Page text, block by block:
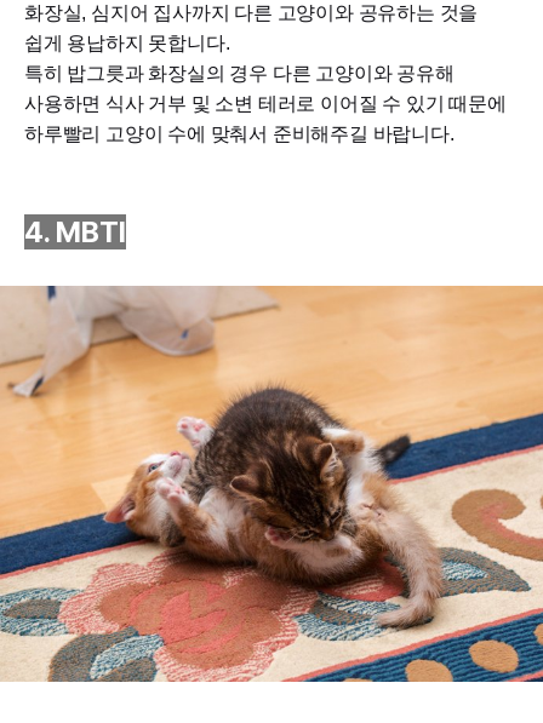
화장실, 심지어 집사까지 다른 고양이와 공유하는 것을
쉽게 용납하지 못합니다.
특히 밥그릇과 화장실의 경우 다른 고양이와 공유해
사용하면 식사 거부 및 소변 테러로 이어질 수 있기 때문에
하루빨리 고양이 수에 맞춰서 준비해주길 바랍니다.
4. MBTI